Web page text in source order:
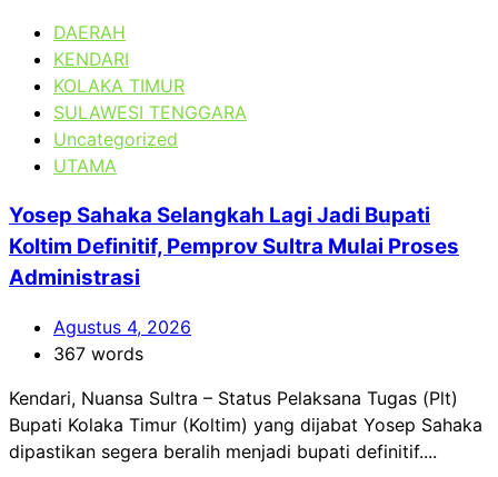
DAERAH
KENDARI
KOLAKA TIMUR
SULAWESI TENGGARA
Uncategorized
UTAMA
Yosep Sahaka Selangkah Lagi Jadi Bupati
Koltim Definitif, Pemprov Sultra Mulai Proses
Administrasi
Agustus 4, 2026
367 words
Kendari, Nuansa Sultra – Status Pelaksana Tugas (Plt)
Bupati Kolaka Timur (Koltim) yang dijabat Yosep Sahaka
dipastikan segera beralih menjadi bupati definitif....